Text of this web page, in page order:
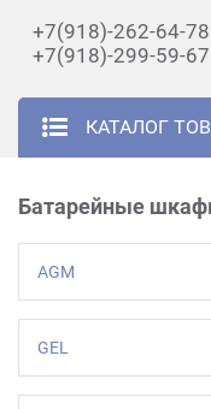
+7(918)-262-64-78
+7(918)-299-59-67
КАТАЛОГ
Батарейные
AGM
GEL